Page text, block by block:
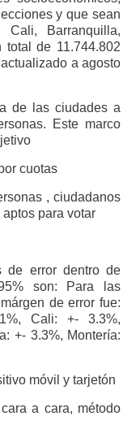
y que sean
Cali, Barranquilla,
total de 11.744.802
a agosto
de las ciudades a
Este marco
cuotas
, ciudadanos
para votar
de error dentro de
son: Para las
de error fue:
Cali: +- 3.3%,
+- 3.3%, Montería:
móvil y tarjetón
a cara, método